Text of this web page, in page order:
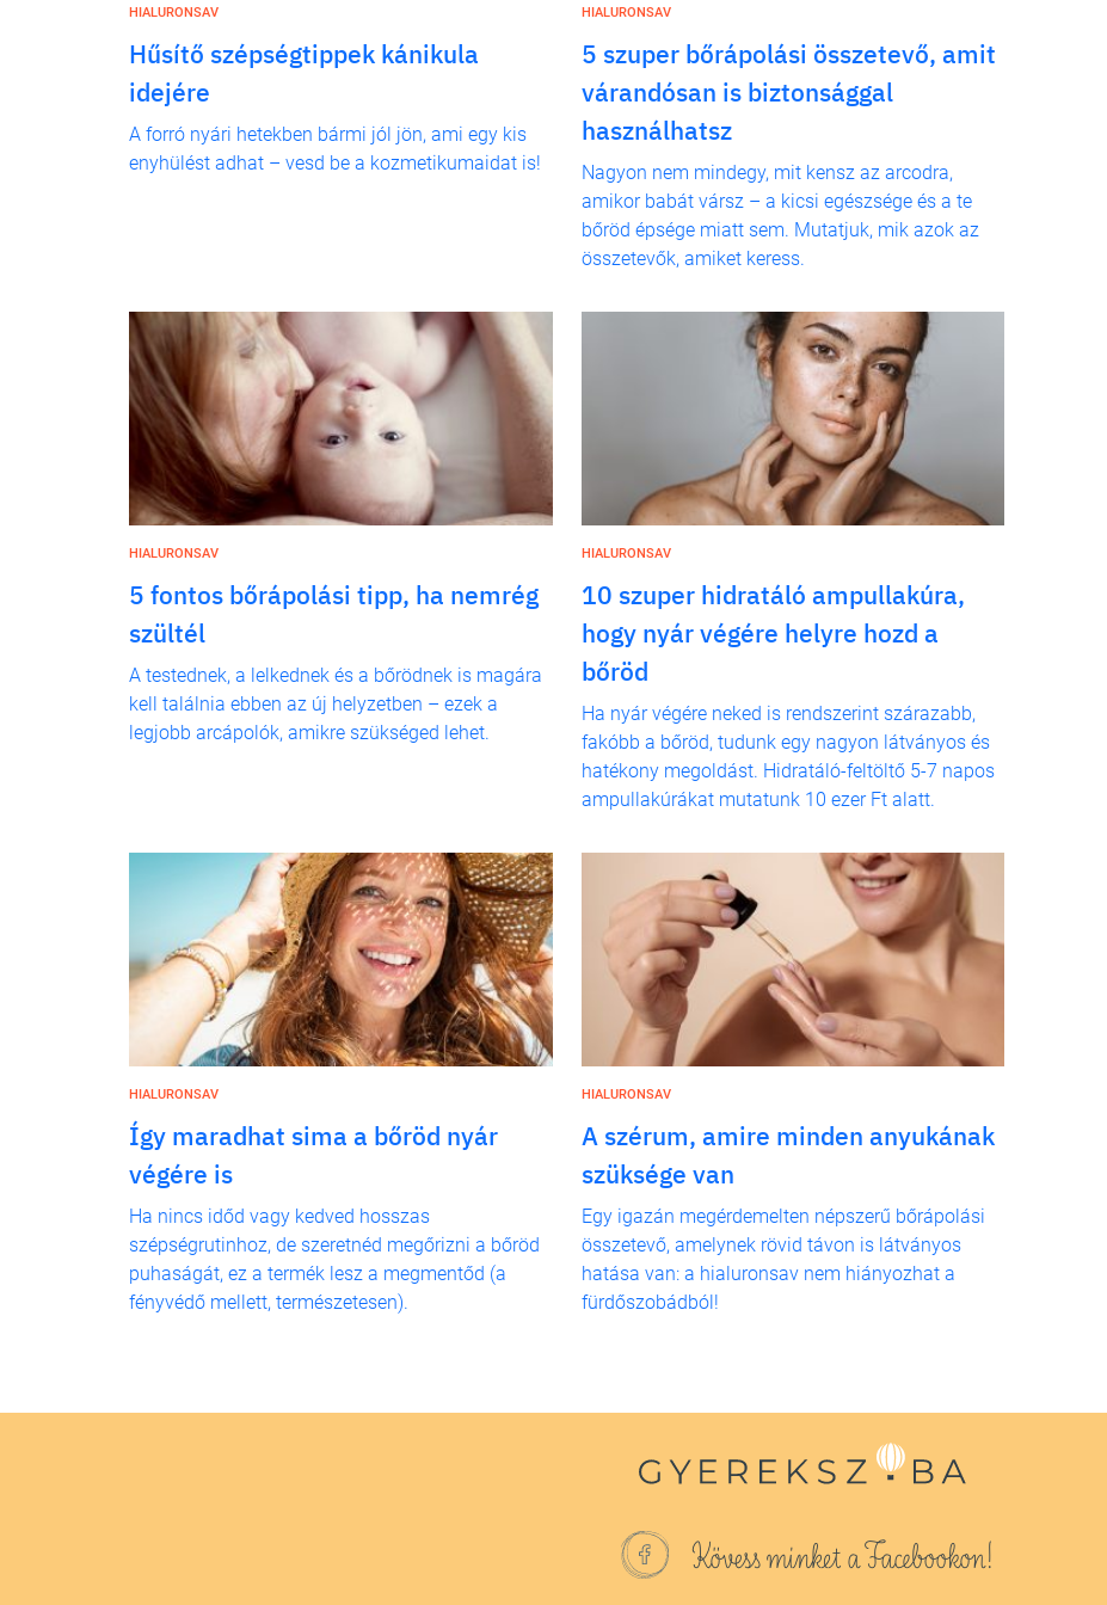
HIALURONSAV
Hűsítő szépségtippek kánikula
idejére
A forró nyári hetekben bármi jól jön, ami egy kis
enyhülést adhat – vesd be a kozmetikumaidat is!
HIALURONSAV
5 szuper bőrápolási összetevő, amit
várandósan is biztonsággal
használhatsz
Nagyon nem mindegy, mit kensz az arcodra,
amikor babát vársz – a kicsi egészsége és a te
bőröd épsége miatt sem. Mutatjuk, mik azok az
összetevők, amiket keress.
HIALURONSAV
5 fontos bőrápolási tipp, ha nemrég
szültél
A testednek, a lelkednek és a bőrödnek is magára
kell találnia ebben az új helyzetben – ezek a
legjobb arcápolók, amikre szükséged lehet.
HIALURONSAV
10 szuper hidratáló ampullakúra,
hogy nyár végére helyre hozd a
bőröd
Ha nyár végére neked is rendszerint szárazabb,
fakóbb a bőröd, tudunk egy nagyon látványos és
hatékony megoldást. Hidratáló-feltöltő 5-7 napos
ampullakúrákat mutatunk 10 ezer Ft alatt.
HIALURONSAV
Így maradhat sima a bőröd nyár
végére is
Ha nincs időd vagy kedved hosszas
szépségrutinhoz, de szeretnéd megőrizni a bőröd
puhaságát, ez a termék lesz a megmentőd (a
fényvédő mellett, természetesen).
HIALURONSAV
A szérum, amire minden anyukának
szüksége van
Egy igazán megérdemelten népszerű bőrápolási
összetevő, amelynek rövid távon is látványos
hatása van: a hialuronsav nem hiányozhat a
fürdőszobádból!
Kövess minket a Facebookon!